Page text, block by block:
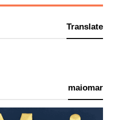
Translate
maiomar